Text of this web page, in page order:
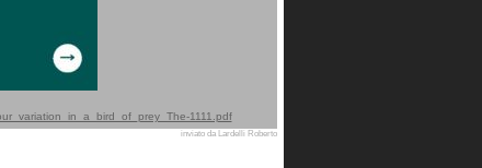
1111.pdf
inviato da Lardelli Roberto